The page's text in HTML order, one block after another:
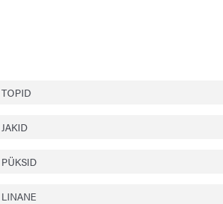
TOPID
JAKID
PÜKSID
LINANE